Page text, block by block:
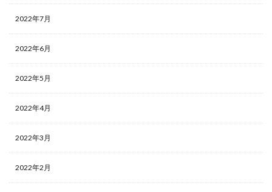
2022年7月
2022年6月
2022年5月
2022年4月
2022年3月
2022年2月